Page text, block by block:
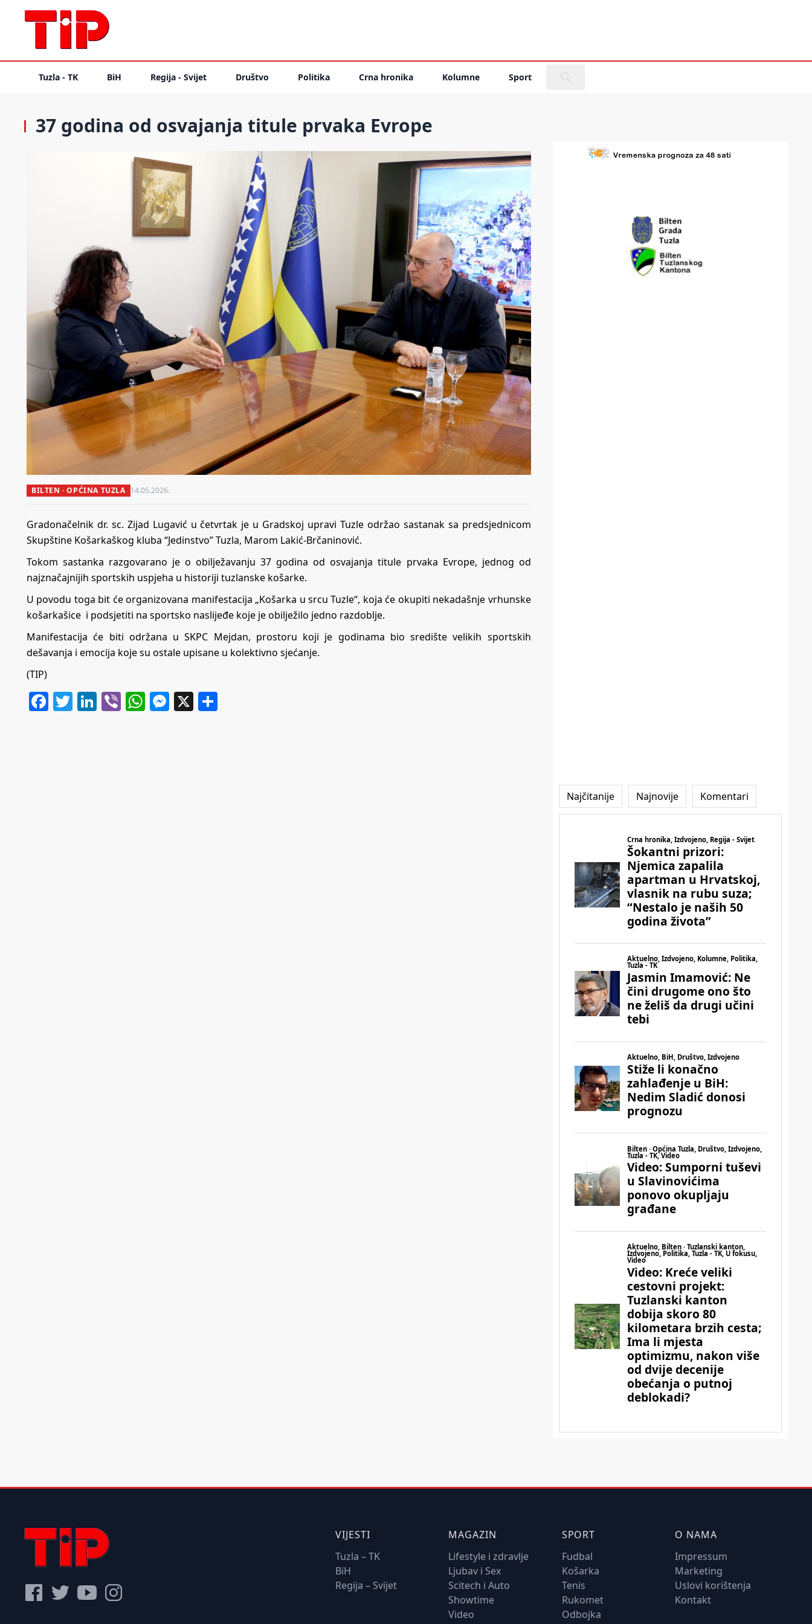
Tuzla - TK BiH Regija - Svijet Društvo Politika Crna hronika Kolumne Sport
37 godina od osvajanja titule prvaka Evrope
BILTEN · OPĆINA TUZLA 14.05.2026.
Gradonačelnik dr. sc. Zijad Lugavić u četvrtak je u Gradskoj upravi Tuzle održao sastanak sa predsjednicom
Skupštine Košarkaškog kluba “Jedinstvo” Tuzla, Marom Lakić-Brčaninović.
Tokom sastanka razgovarano je o obilježavanju 37 godina od osvajanja titule prvaka Evrope, jednog od
najznačajnijih sportskih uspjeha u historiji tuzlanske košarke.
U povodu toga bit će organizovana manifestacija „Košarka u srcu Tuzle“, koja će okupiti nekadašnje vrhunske
košarkašice i podsjetiti na sportsko naslijeđe koje je obilježilo jedno razdoblje.
Manifestacija će biti održana u SKPC Mejdan, prostoru koji je godinama bio središte velikih sportskih
dešavanja i emocija koje su ostale upisane u kolektivno sjećanje.
(TIP)
Facebook
Twitter
LinkedIn
ViberWhatsApp
Messenger
X
Najčitanije Najnovije Komentari
VIJESTI
Tuzla – TK
BiH
Regija – Svijet
MAGAZIN
Lifestyle i zdravlje
Ljubav i Sex
Scitech i Auto
Showtime
Video
SPORT
Fudbal
Košarka
Tenis
Rukomet
Odbojka
O NAMA
Impressum
Marketing
Uslovi korištenja
Kontakt